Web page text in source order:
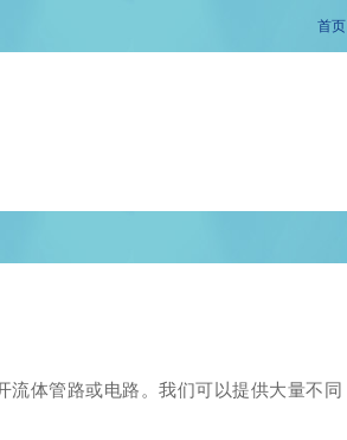
首页
体管路或电路。我们可以提供大量不同